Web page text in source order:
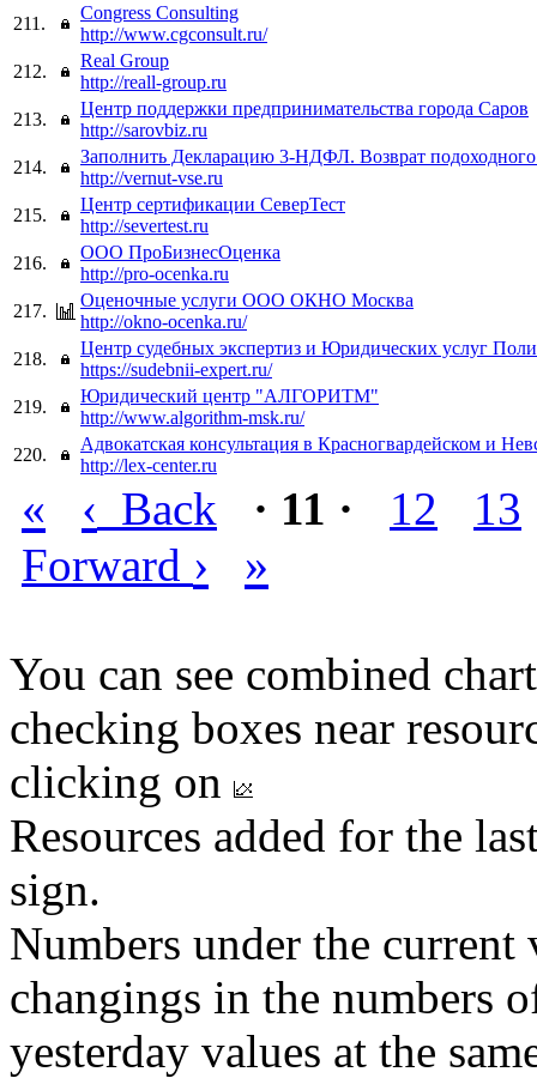
211.
Congress Consulting
http://www.cgconsult.ru/
212.
Real Group
http://reall-group.ru
213.
Центр поддержки предпринимательства города Саров
http://sarovbiz.ru
214.
Заполнить Декларацию 3-НДФЛ. Возврат подоходного
http://vernut-vse.ru
215.
Центр сертификации СеверТест
http://severtest.ru
216.
ООО ПроБизнесОценка
http://pro-ocenka.ru
217.
Оценочные услуги ООО ОКНО Москва
http://okno-ocenka.ru/
218.
Центр судебных экспертиз и Юридических услуг
https://sudebnii-expert.ru/
219.
Юридический центр "АЛГОРИТМ"
http://www.algorithm-msk.ru/
220.
Адвокатская консультация в Красногвардейском и
http://lex-center.ru
« ‹ Back · 11 · 12
13
Forward › »
You can see combined
checking boxes near
clicking on
Resources added for the
sign.
Numbers under the
changings in the numbers
yesterday values at the